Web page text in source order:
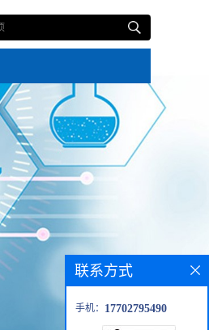
联系方式
手机： 17702795490